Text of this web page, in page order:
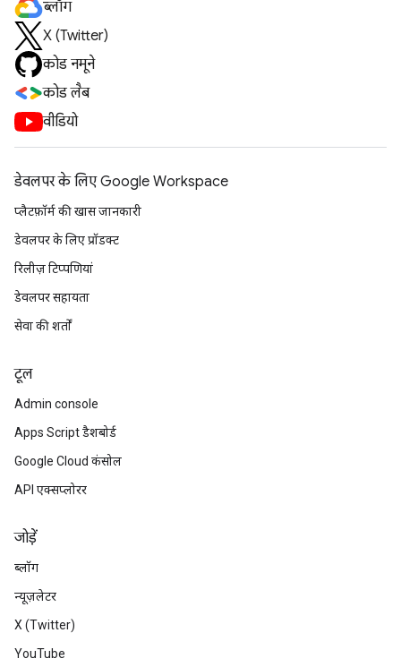
ब्लॉग
X (Twitter)
कोड नमूने
कोड लैब
वीडियो
डेवलपर के लिए Google Workspace
प्लैटफ़ॉर्म की खास जानकारी
डेवलपर के लिए प्रॉडक्ट
रिलीज़ टिप्पणियां
डेवलपर सहायता
सेवा की शर्तों
टूल
Admin console
Apps Script डैशबोर्ड
Google Cloud कंसोल
API एक्सप्लोरर
जोड़ें
ब्लॉग
न्यूज़लेटर
X (Twitter)
YouTube